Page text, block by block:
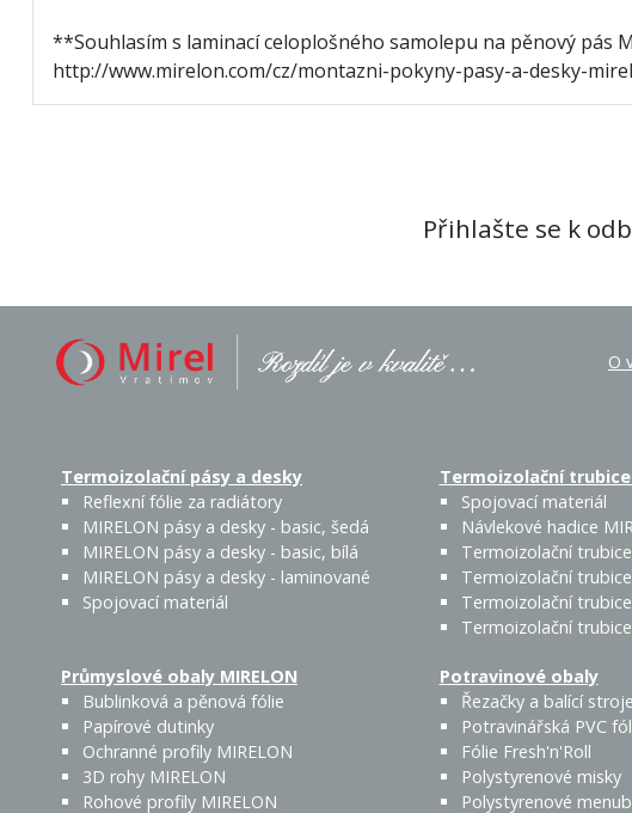
**Souhlasím s laminací celoplošného samolepu na pěnový pás
http://www.mirelon.com/cz/montazni-pokyny-pasy-a-desky-
Přihlašte se k
O
Termoizolační pásy a desky
Reflexní fólie za radiátory
MIRELON pásy a desky - basic, šedá
MIRELON pásy a desky - basic, bílá
MIRELON pásy a desky - laminované
Spojovací materiál
Termoizolační
Spojovací materiál
Návlekové hadice
Termoizolační
Termoizolační
Termoizolační trubice
Termoizolační
Průmyslové obaly MIRELON
Bublinková a pěnová fólie
Papírové dutinky
Ochranné profily MIRELON
3D rohy MIRELON
Rohové profily MIRELON
Potravinové obaly
Řezačky a balící stroje
Potravinářská PVC
Fólie Fresh'n'Roll
Polystyrenové misky
Polystyrenové